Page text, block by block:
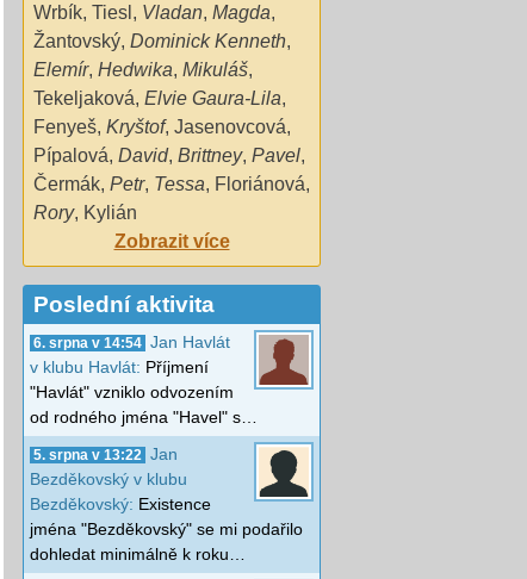
Wrbík, Tiesl , Vladan, Magda,
Žantovský, Dominick Kenneth,
Elemír, Hedwika, Mikuláš,
Tekeljaková, Elvie Gaura-Lila,
Fenyeš, Kryštof, Jasenovcová,
Pípalová, David, Brittney, Pavel,
Čermák, Petr, Tessa, Floriánová,
Rory, Kylián
Zobrazit více
Poslední aktivita
6. srpna v 14:54 Jan Havlát
v klubu Havlát: Příjmení
"Havlát" vzniklo odvozením
od rodného jména "Havel" s…
5. srpna v 13:22
Jan
Bezděkovský v klubu
Bezděkovský: Existence
jména "Bezděkovský" se mi podařilo
dohledat minimálně k roku…